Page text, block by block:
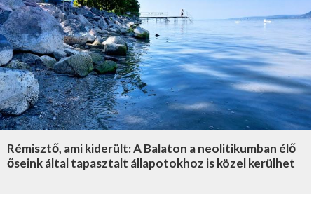
Rémisztő, ami kiderült: A Balaton a neolitikumban élő
őseink által tapasztalt állapotokhoz is közel kerülhet